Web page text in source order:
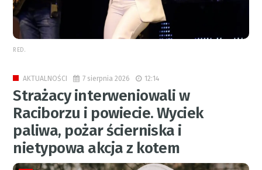
RED.
AKTUALNOŚCI 7 sierpnia 2026 12:14
Strażacy interweniowali w
Raciborzu i powiecie. Wyciek
paliwa, pożar ścierniska i
nietypowa akcja z kotem